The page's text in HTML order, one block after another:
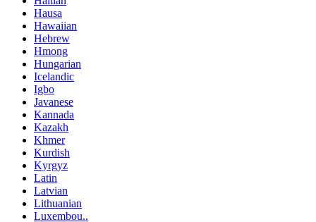
Hausa
Hawaiian
Hebrew
Hmong
Hungarian
Icelandic
Igbo
Javanese
Kannada
Kazakh
Khmer
Kurdish
Kyrgyz
Latin
Latvian
Lithuanian
Luxembou..